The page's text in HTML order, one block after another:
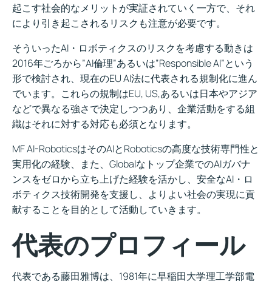
起こす社会的なメリットが実証されていく一方で、それ
により引き起こされるリスクも注意が必要です。
そういったAI・ロボティクスのリスクを考慮する動きは
2016年ごろから”AI倫理”あるいは”Responsible AI”という
形で検討され、現在のEU AI法に代表される規制化に進ん
でいます。これらの規制はEU, US,あるいは日本やアジア
などで異なる強さで決定しつつあり、企業活動をする組
織はそれに対する対応も必須となります。
MF AI-RoboticsはそのAIとRoboticsの高度な技術専門性と
実用化の経験、また、Globalなトップ企業でのAIガバナ
ンスをゼロから立ち上げた経験を活かし、安全なAI・ロ
ボティクス技術開発を支援し、よりよい社会の実現に貢
献することを目的として活動していきます。
代表のプロフィール
代表である藤田雅博は、1981年に早稲田大学理工学部電